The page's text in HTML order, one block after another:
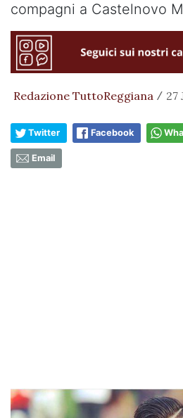
compagni a Castelnovo
Redazione TuttoReggiana / 27
Twitter Facebook
Email